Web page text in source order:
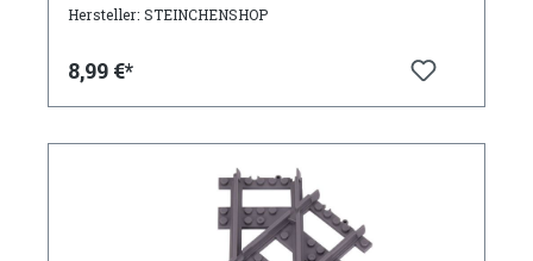
Hersteller: STEINCHENSHOP
8,99 €*